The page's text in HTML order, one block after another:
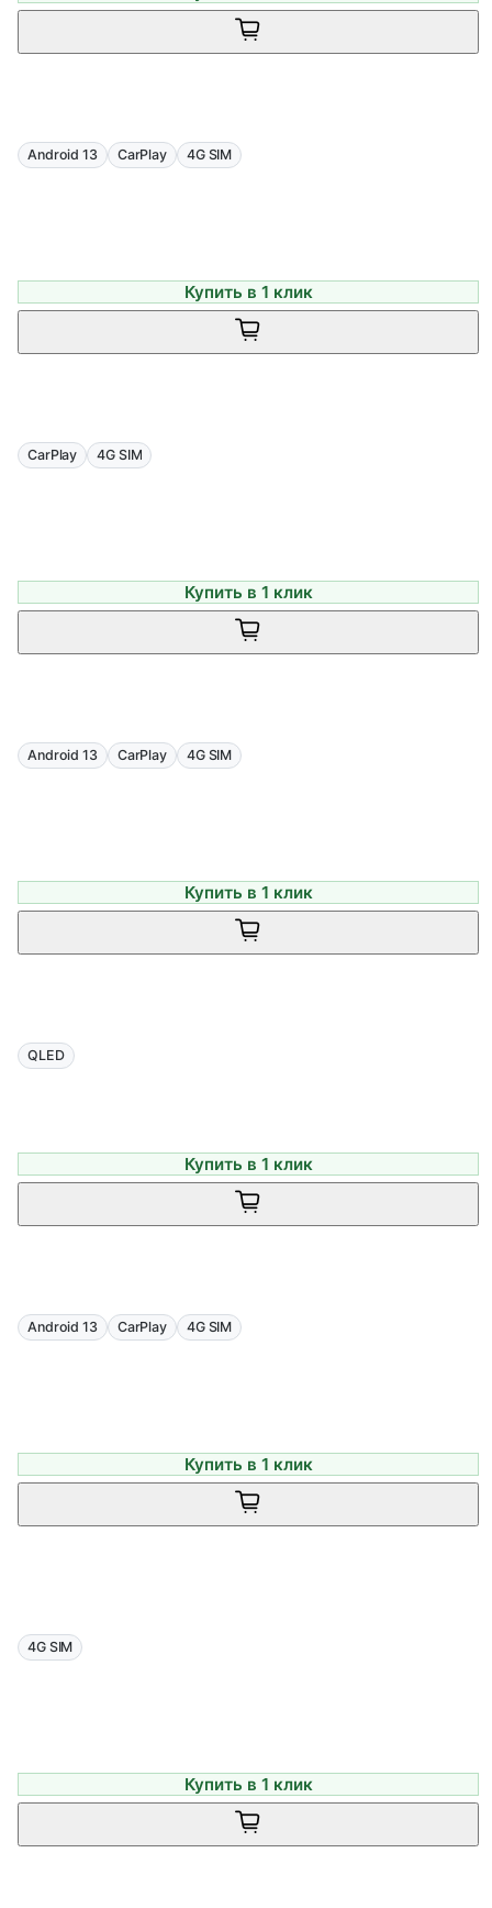
Android 13 CarPlay 4G SIM
Купить в 1 клик
CarPlay 4G SIM
Купить в 1 клик
Android 13 CarPlay 4G SIM
Купить в 1 клик
QLED
Купить в 1 клик
Android 13 CarPlay 4G SIM
Купить в 1 клик
4G SIM
Купить в 1 клик